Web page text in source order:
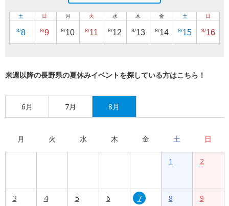
土
8/8
日
8/9
月
8/10
火
8/11
水
8/12
木
8/13
金
8/14
土
8/15
日
8/16
来週以降の長野県の夏休みイベントを探している方はこちら！
6月 7月 8月
月 火 水 木 金 土 日
1 2
3 4 5 6 7 8 9